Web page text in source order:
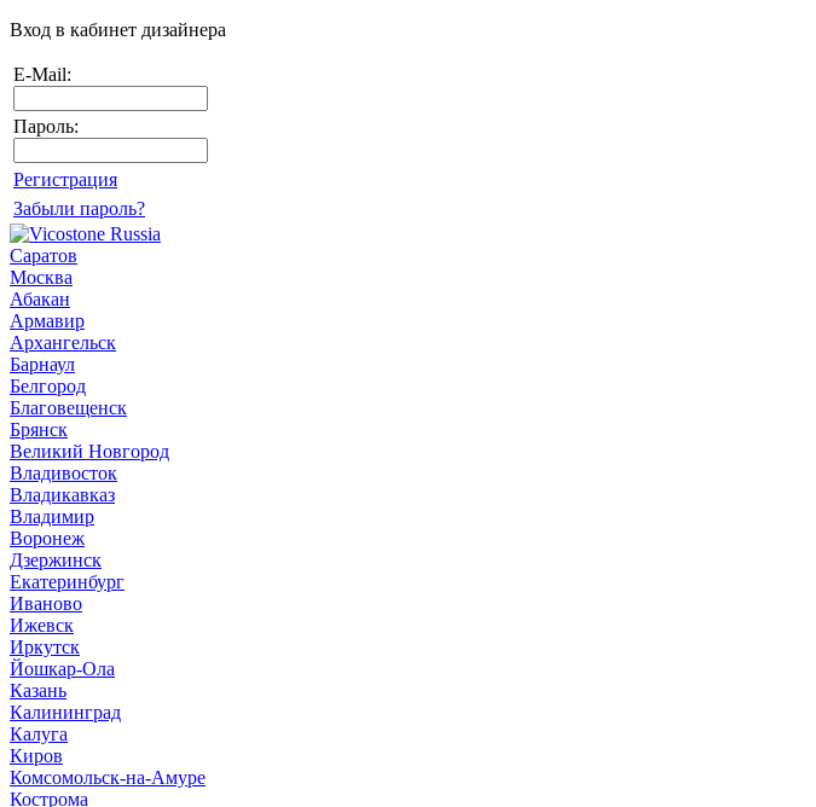
Вход в кабинет дизайнера
E-Mail:
Пароль:
Регистрация
Забыли пароль?
Саратов
Москва
Абакан
Армавир
Архангельск
Барнаул
Белгород
Благовещенск
Брянск
Великий Новгород
Владивосток
Владикавказ
Владимир
Воронеж
Дзержинск
Екатеринбург
Иваново
Ижевск
Иркутск
Йошкар-Ола
Казань
Калининград
Калуга
Киров
Комсомольск-на-Амуре
Кострома